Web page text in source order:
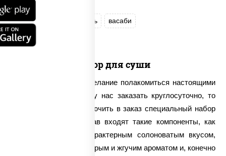
соус "Соевый" имбирь васаби
Набор для суши
Если вдруг возникло желание полакомиться настоящими
суши, которые можно у нас заказать круглосуточно, то
обязательно стоит включить в заказ специальный набор
для суши. В его состав входят такие компоненты, как
соевый соус с его характерным солоноватым вкусом,
корень Васаби с его острым и жгучим ароматом и, конечно